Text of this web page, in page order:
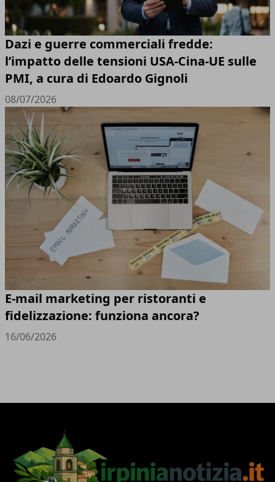
Dazi e guerre commerciali fredde:
l’impatto delle tensioni USA-Cina-UE sulle
PMI, a cura di Edoardo Gignoli
08/07/2026
E-mail marketing per ristoranti e
fidelizzazione: funziona ancora?
16/06/2026